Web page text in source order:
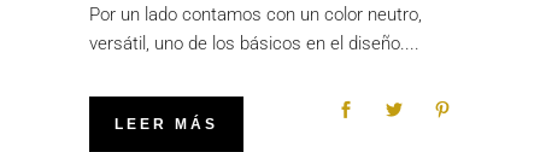
Por un lado contamos con un color neutro,
versátil, uno de los básicos en el diseño.
LEER MÁS